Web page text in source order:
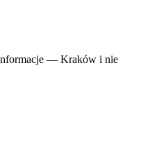
— Kraków i nie